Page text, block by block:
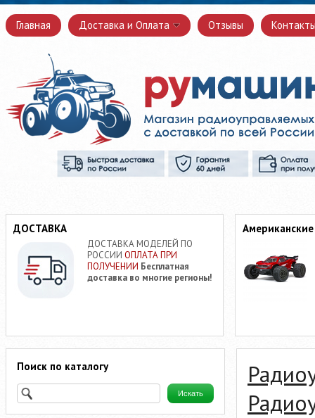
Главная Доставка и Оплата Отзывы
ДОСТАВКА
ДОСТАВКА МОДЕЛЕЙ ПО
РОССИИ ОПЛАТА ПРИ
ПОЛУЧЕНИИ Бесплатная
доставка во многие регионы!
Поиск по каталогу